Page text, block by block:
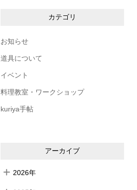
カテゴリ
お知らせ
道具について
イベント
料理教室・ワークショップ
kuriya手帖
アーカイブ
2026年